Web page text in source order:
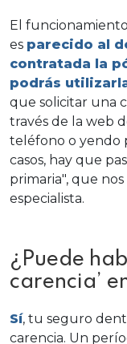
El
es parecido al
contratada la
podrás
que solicitar una
través de la web
teléfono o yendo
casos, hay que
primaria", que
especialista.
¿Puede
carencia’
Sí, tu seguro
carencia. Un